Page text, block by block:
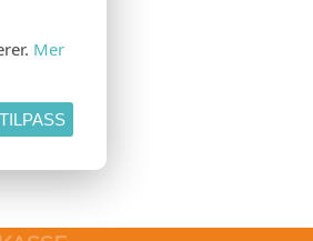
Mer
TILPASS